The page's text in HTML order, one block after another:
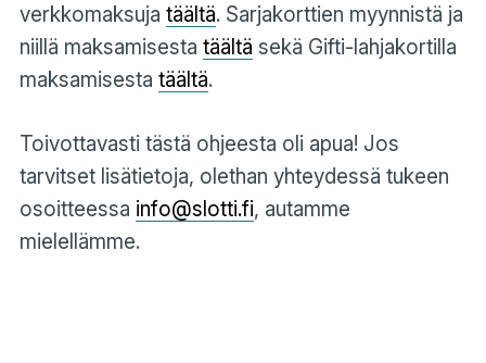
verkkomaksuja täältä. Sarjakorttien myynnistä ja
niillä maksamisesta täältä sekä Gifti-lahjakortilla
maksamisesta täältä.
Toivottavasti tästä ohjeesta oli apua! Jos
tarvitset lisätietoja, olethan yhteydessä tukeen
osoitteessa info@slotti.fi, autamme
mielellämme.